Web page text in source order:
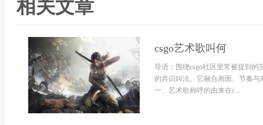
相关文章
csgo艺术歌叫何
导语：围绕csgo社区里常被提到
的共识叫法。它融合画面、节奏
一、艺术歌称呼的由来在c...